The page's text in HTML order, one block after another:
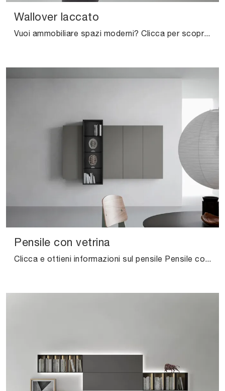
Wallover laccato
Vuoi ammobiliare spazi moderni? Clicca per scoprire il mobile soggiorno Wallover laccato in laccato opaco dell'azienda Caccaro!
Pensile con vetrina
Clicca e ottieni informazioni sul pensile Pensile con vetrina Caccaro in laccato opaco: arreda un soggiorno dinamico e operativo.